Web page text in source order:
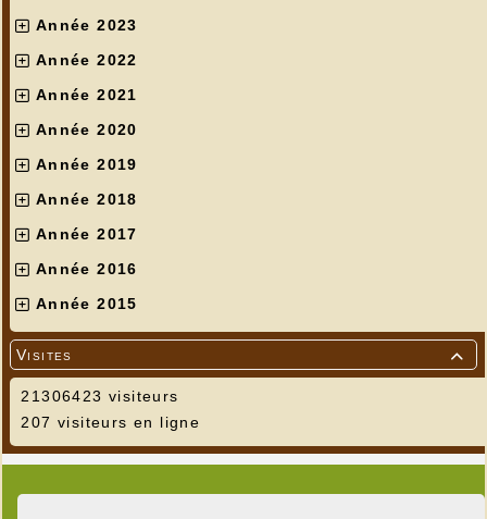
Année 2023
Année 2022
Année 2021
Année 2020
Année 2019
Année 2018
Année 2017
Année 2016
Année 2015

Visites
21306423 visiteurs
207 visiteurs en ligne